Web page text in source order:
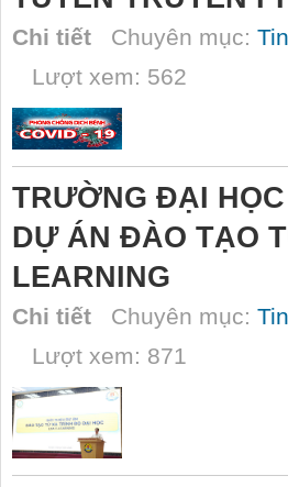
Chi tiết Chuyên mục:
Lượt xem: 562
TRƯỜNG ĐẠI
DỰ ÁN ĐÀO TẠO
LEARNING
Chi tiết Chuyên mục:
Lượt xem: 871